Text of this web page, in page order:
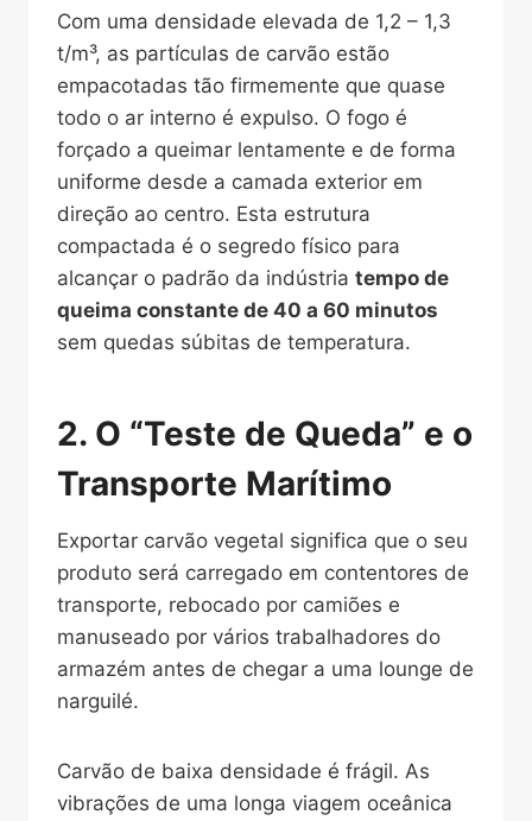
Com uma densidade elevada de 1,2 – 1,3
t/m³, as partículas de carvão estão
empacotadas tão firmemente que quase
todo o ar interno é expulso. O fogo é
forçado a queimar lentamente e de forma
uniforme desde a camada exterior em
direção ao centro. Esta estrutura
compactada é o segredo físico para
alcançar o padrão da indústria tempo de
queima constante de 40 a 60 minutos
sem quedas súbitas de temperatura.
2. O “Teste de Queda” e o
Transporte Marítimo
Exportar carvão vegetal significa que o seu
produto será carregado em contentores de
transporte, rebocado por camiões e
manuseado por vários trabalhadores do
armazém antes de chegar a uma lounge de
narguilé.
Carvão de baixa densidade é frágil. As
vibrações de uma longa viagem oceânica